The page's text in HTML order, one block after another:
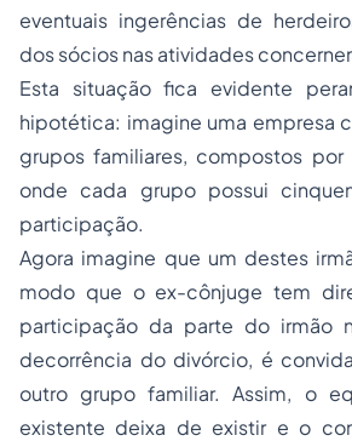
eventuais ingerências de
dos sócios nas atividades
Esta situação fica evidente
hipotética: imagine uma empresa
grupos familiares, compostos por
onde cada grupo possui
participação.
Agora imagine que um destes
modo que o ex-cônjuge tem
participação da parte do irmão
decorrência do divórcio, é
outro grupo familiar. Assim, o
existente deixa de existir e o